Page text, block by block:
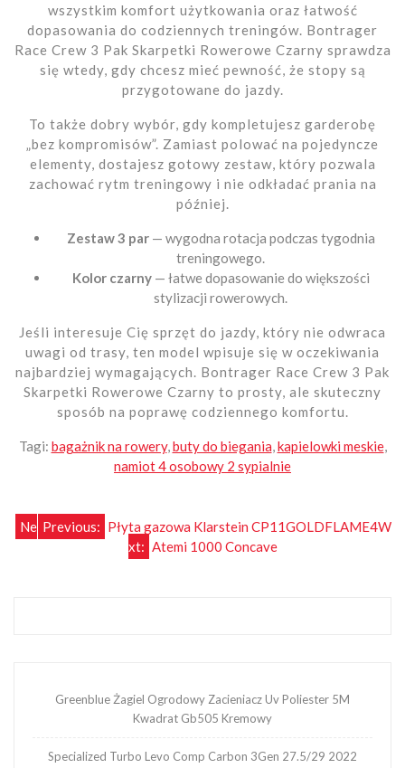
wszystkim komfort użytkowania oraz łatwość
dopasowania do codziennych treningów. Bontrager
Race Crew 3 Pak Skarpetki Rowerowe Czarny sprawdza
się wtedy, gdy chcesz mieć pewność, że stopy są
przygotowane do jazdy.
To także dobry wybór, gdy kompletujesz garderobę
„bez kompromisów”. Zamiast polować na pojedyncze
elementy, dostajesz gotowy zestaw, który pozwala
zachować rytm treningowy i nie odkładać prania na
później.
Zestaw 3 par— wygodna rotacja podczas tygodnia
treningowego.
Kolor czarny— łatwe dopasowanie do większości
stylizacji rowerowych.
Jeśli interesuje Cię sprzęt do jazdy, który nie odwraca
uwagi od trasy, ten model wpisuje się w oczekiwania
najbardziej wymagających. Bontrager Race Crew 3 Pak
Skarpetki Rowerowe Czarny to prosty, ale skuteczny
sposób na poprawę codziennego komfortu.
Tagi: bagażnik na rowery,buty do biegania,kapielowki meskie,
namiot 4 osobowy 2 sypialnie
Nawigacja
Previous: Płyta gazowa Klarstein CP11GOLDFLAME4W
Ne
xt: Atemi 1000 Concave
Greenblue Żagiel Ogrodowy Zacieniacz Uv Poliester 5M
Kwadrat Gb505 Kremowy
Specialized Turbo Levo Comp Carbon 3Gen 27.5/29 2022